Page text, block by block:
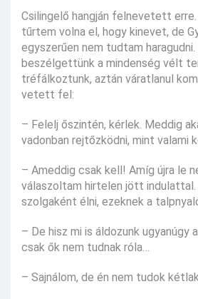
Csilingelő hangján felnevetett
tűrtem volna el, hogy kinevet, de
egyszerűen nem tudtam
beszélgettünk a mindenség vélt
tréfálkoztunk, aztán váratlanul
vetett fel:
– Felelj őszintén, kérlek. Meddig
vadonban rejtőzködni, mint valami
– Ameddig csak kell! Amíg újra le
válaszoltam hirtelen jött
szolgaként élni, ezeknek a
– De hisz mi is áldozunk ugyanúgy
csak ők nem tudnak róla…
– Sajnálom, de én nem tudok